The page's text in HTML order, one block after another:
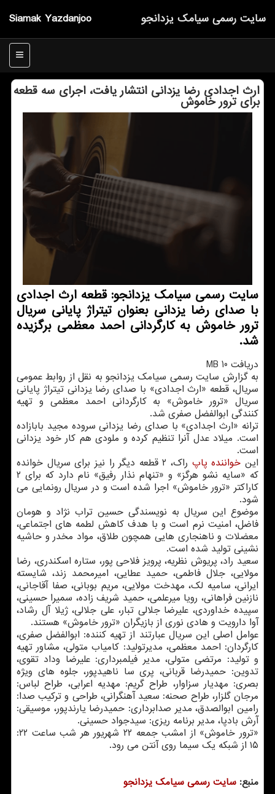
Siamak Yazdanjoo سایت رسمی سیامك یزدانجو
منو
ارث اجدادی رضا یزدانی انتشار یافت، اجرای سه قطعه
برای ترور خاموش
سایت رسمی سیامك یزدانجو: قطعه ارث اجدادی
با صدای رضا یزدانی بعنوان تیتراژ پایانی سریال
ترور خاموش به كارگردانی احمد معظمی برگزیده
شد.
دریافت 10 MB
به گزارش سایت رسمی سیامك یزدانجو به نقل از روابط عمومی
سریال، قطعه «ارث اجدادی» با صدای رضا یزدانی تیتراژ پایانی
سریال «ترور خاموش» به كارگردانی احمد معظمی و تهیه
كنندگی ابوالفضل صفری شد.
ترانه «ارث اجدادی» با صدای رضا یزدانی سروده مجید بابازاده
است. میلاد عدل آنرا تنظیم كرده و ملودی هم كار خود یزدانی
است.
این خواننده پاپ
راك، ۲ قطعه دیگر را نیز برای سریال خوانده
كه «سایه نشو هرگز» و «تنهام نذار رفیق» نام دارد كه برای ۲
كاراكتر «ترور خاموش» اجرا شده است و در سریال رونمایی می
شود.
موضوع این سریال به نویسندگی حسین تراب نژاد و هومان
فاضل، امنیت نرم است و با هدف كاهش لطمه های اجتماعی،
معضلات و ناهنجاری هایی همچون طلاق، مواد مخدر و حاشیه
نشینی تولید شده است.
سعید راد، پریوش نظریه، پرویز فلاحی پور، ستاره اسكندری، رضا
مولایی، جلال فاطمی، حمید عطایی، امیرمحمد زند، شایسته
ایرانی، سامیه لك، مهدخت مولایی، مریم بوبانی، صفا آقاجانی،
نازنین فراهانی، رویا میرعلمی، حمید شریف زاده، سمیرا حسینی،
سپیده خداوردی، علیرضا جلالی تبار، علی جلالی، ژیلا آل رشاد،
آوا دارویت و هادی نوری از بازیگران «ترور خاموش» هستند.
عوامل اصلی این سریال عبارتند از تهیه كننده: ابوالفضل صفری،
كارگردان: احمد معظمی، مدیرتولید: كامیاب متولی، مشاور تهیه
و تولید: مرتضی متولی، مدیر فیلمبرداری: علیرضا وداد تقوی،
تدوین: حمیدرضا قربانی، پری سا ناهیدپور، جلوه های ویژه
بصری: مهدیار سزاوار، طراح گریم: مهدیه اعرابی، طراح لباس:
مرجان گلزار، طراح صحنه: سعید آهنگرانی، طراحی و تركیب صدا:
رامین ابوالصدق، مدیر صدابرداری: حمیدرضا یارندپور، موسیقی:
آرش بادپا، مدیر برنامه ریزی: سیدجواد حسینی.
«ترور خاموش» از امشب جمعه ۲۲ شهریور هر شب ساعت ۲۲:
۱۵ از شبكه یك سیما روی آنتن می رود.
منبع: سایت رسمی سیامك یزدانجو